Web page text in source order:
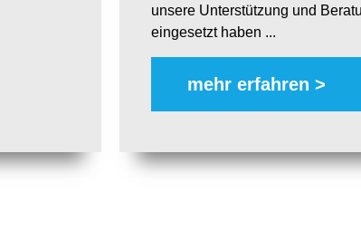
unsere Unterstützung und
eingesetzt haben ...
mehr erfahren >